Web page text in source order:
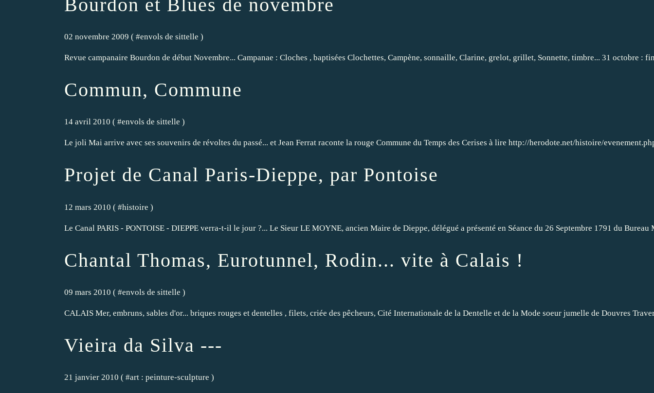
Bourdon et Blues de novembre
02 novembre 2009 ( #envols de sittelle )
Revue campanaire Bourdon de début Novembre... Campanae : Cloches , baptisées Clochettes, Campène, sonnaille, Clarine, grelot, grillet, Sonnette, timbre... 31 octobre :
Commun, Commune
14 avril 2010 ( #envols de sittelle )
Le joli Mai arrive avec ses souvenirs de révoltes du passé... et Jean Ferrat raconte la rouge Commune du Temps des Cerises à lire http://herodote.net/histoire/
Projet de Canal Paris-Dieppe, par Pontoise
12 mars 2010 ( #histoire )
Le Canal PARIS - PONTOISE - DIEPPE verra-t-il le jour ?... Le Sieur LE MOYNE, ancien Maire de Dieppe, délégué a présenté en Séance du 26 Septembre 1791 du
Chantal Thomas, Eurotunnel, Rodin... vite à Calais !
09 mars 2010 ( #envols de sittelle )
CALAIS Mer, embruns, sables d'or... briques rouges et dentelles , filets, criée des pêcheurs, Cité Internationale de la Dentelle et de la Mode soeur jumelle de Douvres
Vieira da Silva ---
21 janvier 2010 ( #art : peinture-sculpture )